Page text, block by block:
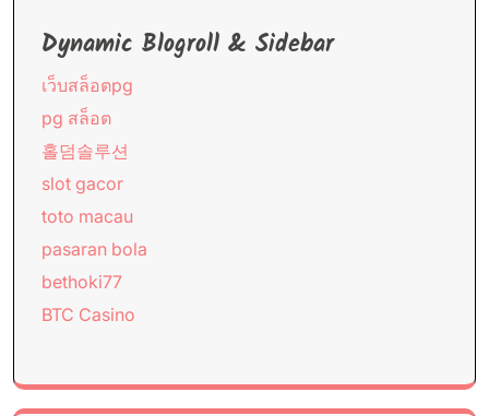
Dynamic Blogroll & Sidebar
เว็บสล็อตpg
pg สล็อต
홀덤솔루션
slot gacor
toto macau
pasaran bola
bethoki77
BTC Casino